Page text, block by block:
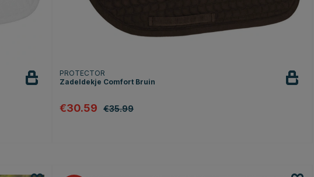
PROTECTOR
Zadeldekje Comfort Bruin
€30.59 €35.99